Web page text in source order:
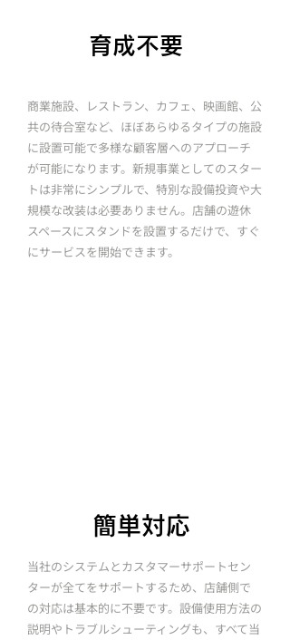
育成不要
商業施設、レストラン、カフェ、映画館、公
共の待合室など、ほぼあらゆるタイプの施設
に設置可能で多様な顧客層へのアプローチ
が可能になります。新規事業としてのスター
トは非常にシンプルで、特別な設備投資や大
規模な改装は必要ありません。店舗の遊休
スペースにスタンドを設置するだけで、すぐ
にサービスを開始できます。
簡単対応
当社のシステムとカスタマーサポートセン
ターが全てをサポートするため、店舗側で
の対応は基本的に不要です。設備使用方法の
説明やトラブルシューティングも、すべて当